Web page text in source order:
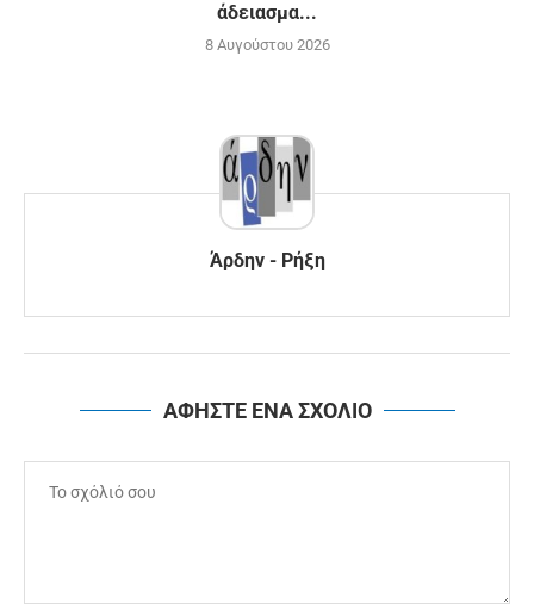
άδειασμα...
8 Αυγούστου 2026
Άρδην - Ρήξη
ΑΦΗΣΤΕ ΕΝΑ ΣΧΟΛΙΟ